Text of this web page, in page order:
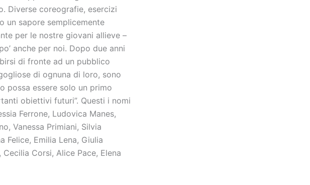
Diverse coreografie, esercizi
un sapore semplicemente
per le nostre giovani allieve –
anche per noi. Dopo due anni
di fronte ad un pubblico
di ognuna di loro, sono
possa essere solo un primo
obiettivi futuri”. Questi i nomi
Ferrone, Ludovica Manes,
Vanessa Primiani, Silvia
Felice, Emilia Lena, Giulia
Corsi, Alice Pace, Elena